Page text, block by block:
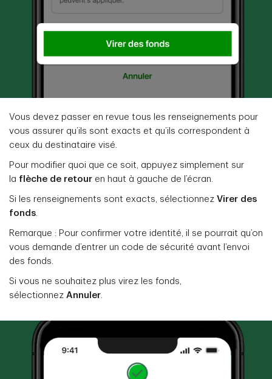
Vous devez passer en revue tous les renseignements pour
vous assurer qu’ils sont exacts et qu’ils correspondent à
ceux du destinataire visé.
Pour modifier quoi que ce soit, appuyez simplement sur
la flèche de retour en haut à gauche de l’écran.
Si les renseignements sont exacts, sélectionnez Virer des
fonds
Remarque : Pour confirmer votre identité, il se pourrait qu’on
vous demande d’entrer un code de sécurité avant l’envoi
des fonds.
Si vous ne souhaitez plus virez les fonds,
sélectionnez Annuler